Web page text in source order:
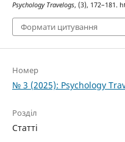
Psychology Travelogs, (3), 172–181.
Формати цитування
Номер
№ 3 (2025): Psychology
Розділ
Статті